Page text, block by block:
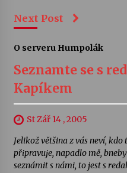
Next Post
O serveru Humpolák
Seznamte se s
Kapíkem
St Zář 14 , 2005
Jelikož většina z vás neví,
připravuje, napadlo mě,
seznámit s námi, to jest s